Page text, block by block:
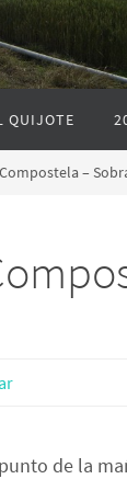
QUIJOTE
–
de la